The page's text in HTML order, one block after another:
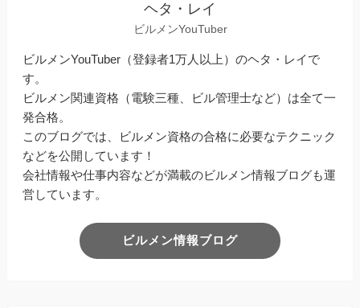
ヘタ・レイ
ビルメンYouTuber
ビルメンYouTuber（登録者1万人以上）のヘタ・レイで
す。
ビルメン関連資格（電験三種、ビル管理士など）は全て一
発合格。
このブログでは、ビルメン資格の合格に必要なテクニック
などを公開しています！
会社情報や仕事内容などが満載のビルメン情報ブログも運
営しています。
ビルメン情報ブログ